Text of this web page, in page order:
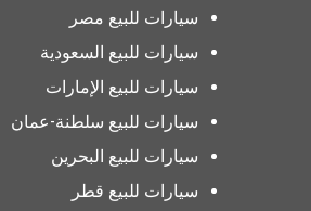
سيارات للبيع مصر
سيارات للبيع السعودية
سيارات للبيع الإمارات
سيارات للبيع سلطنة-عمان
سيارات للبيع البحرين
سيارات للبيع قطر